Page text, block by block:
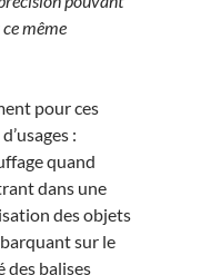
même
pour ces
:
quand
dans une
des objets
sur le
des balises